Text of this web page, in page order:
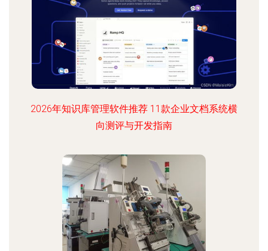
2026年知识库管理软件推荐 11款企业文档系统横
向测评与开发指南